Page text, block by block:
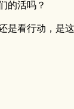
的活吗？
是看行动，是